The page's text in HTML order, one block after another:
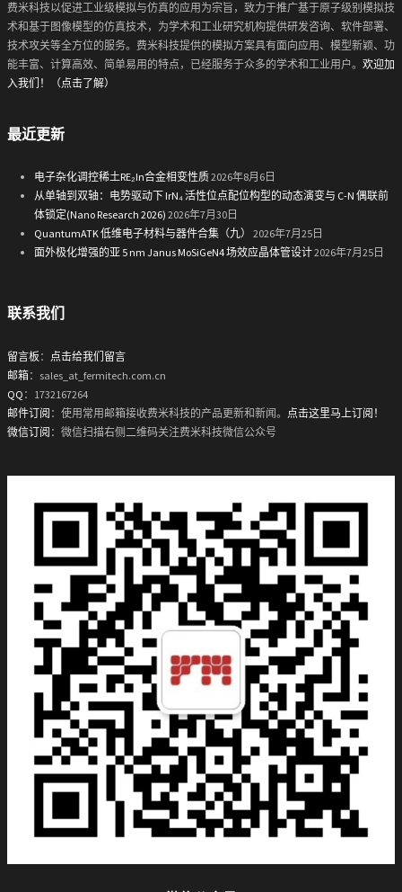
费米科技以促进工业级模拟与仿真的应用为宗旨，致力于推广基于原子级别模拟技
术和基于图像模型的仿真技术，为学术和工业研究机构提供研发咨询、软件部署、
技术攻关等全方位的服务。费米科技提供的模拟方案具有面向应用、模型新颖、功
能丰富、计算高效、简单易用的特点，已经服务于众多的学术和工业用户。 欢迎加
入我们！（点击了解）
最近更新
电子杂化调控稀土RE₂In合金相变性质2026年8月6日
从单轴到双轴：电势驱动下 IrN₄ 活性位点配位构型的动态演变与 C-N 偶联前
体锁定(Nano Research 2026) 2026年7月30日
QuantumATK 低维电子材料与器件合集（九）
2026年7月25日
面外极化增强的亚 5 nm Janus MoSiGeN4 场效应晶体管设计2026年7月25日
联系我们
留言板 ： 点击给我们留言
邮箱：sales_at_fermitech.com.cn
QQ ：1732167264
邮件订阅 ：使用常用邮箱接收费米科技的产品更新和新闻。 点击这里马上订阅！
微信订阅 ：微信扫描右侧二维码关注费米科技微信公众号